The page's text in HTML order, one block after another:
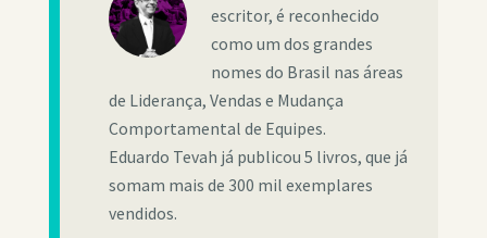
escritor, é reconhecido
como um dos grandes
nomes do Brasil nas áreas
de Liderança, Vendas e Mudança
Comportamental de Equipes.
Eduardo Tevah já publicou 5 livros, que já
somam mais de 300 mil exemplares
vendidos.